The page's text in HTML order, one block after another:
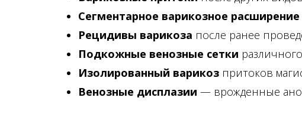
Сегментарное варикозное расширение
Рецидивы варикоза после ранее
Подкожные венозные сетки
Изолированный варикоз притоков
Венозные дисплазии — врожденные